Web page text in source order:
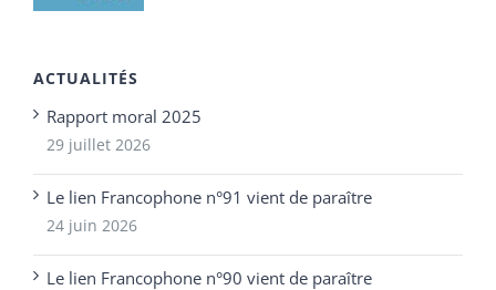
ACTUALITÉS
Rapport moral 2025
29 juillet 2026
Le lien Francophone n°91 vient de paraître
24 juin 2026
Le lien Francophone n°90 vient de paraître